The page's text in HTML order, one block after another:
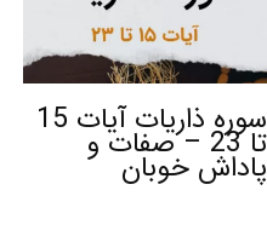
سوره ذاریات آیات 15
تا 23 – صفات و
پاداش خوبان